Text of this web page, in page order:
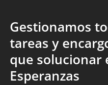
Gestionamos
tareas y
que solucionar
Esperanzas